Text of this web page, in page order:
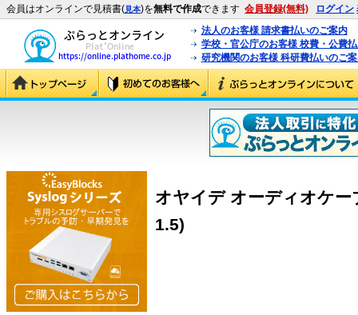
会員はオンラインで見積書(見本)を無料で作成できます 会員登録(無料) ログイン
法人のお客様 請求書払いのご案内
学校・官公庁のお客様 校費・公費
研究機関のお客様 科研費払いのご
オヤイデ オーディオケ
1.5)